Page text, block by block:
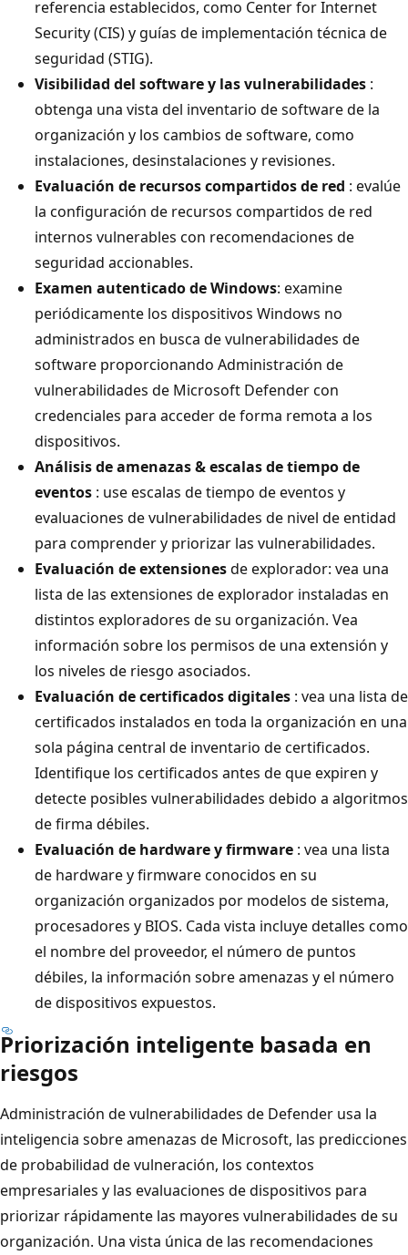
referencia establecidos, como Center for Internet
Security (CIS) y guías de implementación técnica de
seguridad (STIG).
Visibilidad del software y las vulnerabilidades :
obtenga una vista del inventario de software de la
organización y los cambios de software, como
instalaciones, desinstalaciones y revisiones.
Evaluación de recursos compartidos de red : evalúe
la configuración de recursos compartidos de red
internos vulnerables con recomendaciones de
seguridad accionables.
Examen autenticado de Windows: examine
periódicamente los dispositivos Windows no
administrados en busca de vulnerabilidades de
software proporcionando Administración de
vulnerabilidades de Microsoft Defender con
credenciales para acceder de forma remota a los
dispositivos.
Análisis de amenazas & escalas de tiempo de
eventos : use escalas de tiempo de eventos y
evaluaciones de vulnerabilidades de nivel de entidad
para comprender y priorizar las vulnerabilidades.
Evaluación de extensionesde explorador: vea una
lista de las extensiones de explorador instaladas en
distintos exploradores de su organización. Vea
información sobre los permisos de una extensión y
los niveles de riesgo asociados.
Evaluación de certificados digitales : vea una lista de
certificados instalados en toda la organización en una
sola página central de inventario de certificados.
Identifique los certificados antes de que expiren y
detecte posibles vulnerabilidades debido a algoritmos
de firma débiles.
Evaluación de hardware y firmware : vea una lista
de hardware y firmware conocidos en su
organización organizados por modelos de sistema,
procesadores y BIOS. Cada vista incluye detalles como
el nombre del proveedor, el número de puntos
débiles, la información sobre amenazas y el número
de dispositivos expuestos.
Priorización inteligente basada en
riesgos
Administración de vulnerabilidades de Defender usa la
inteligencia sobre amenazas de Microsoft, las predicciones
de probabilidad de vulneración, los contextos
empresariales y las evaluaciones de dispositivos para
priorizar rápidamente las mayores vulnerabilidades de su
organización. Una vista única de las recomendaciones